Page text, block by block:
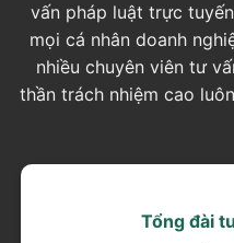
vấn pháp luật trực
mọi cá nhân doanh
nhiều chuyên viên tư
thần trách nhiệm cao
Tổng đài